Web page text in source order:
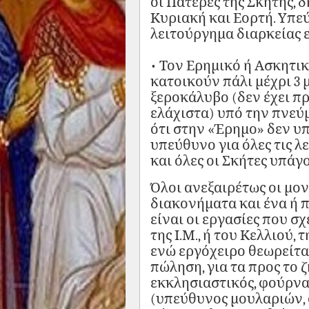
Κυριακή και Εορτή.
λειτούργημα διαρκείας
• Τον Ερημικό ή
κατοικούν πάλι μέχρι 3
ξεροκάλυβο (δεν έχει
ελάχιστα) υπό την
ότι στην «Έρημο» δεν
υπεύθυνο για όλες τις
και όλες οι Σκήτες
Όλοι ανεξαιρέτως οι
διακονήματα και ένα ή
είναι οι εργασίες που
της Ι.Μ., ή του Κελλιού,
ενώ εργόχειρο
πώληση, για τα προς το
εκκλησιαστικός,
(υπεύθυνος